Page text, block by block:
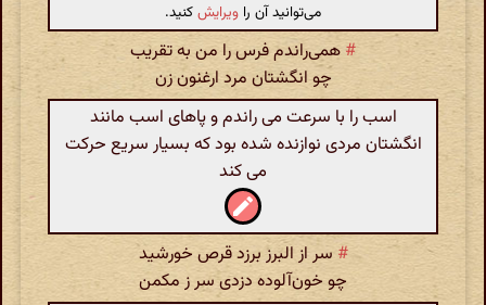
می‌توانید آن را ویرایشکنید.
# همی‌راندم فرس را من به تقریب
چو انگشتان مرد ارغنون زن
اسب را با سرعت می راندم و پاهای اسب مانند
انگشتان مردی نوازنده شده بود که بسیار سریع حرکت
می کند
# سر از البرز برزد قرص خورشید
چو خون‌آلوده دزدی سر ز مکمن